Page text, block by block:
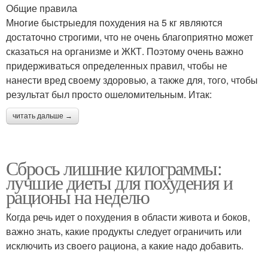
Общие правила
Многие быстрыедля похудения на 5 кг являются
достаточно строгими, что не очень благоприятно может
сказаться на организме и ЖКТ. Поэтому очень важно
придерживаться определенных правил, чтобы не
нанести вред своему здоровью, а также для, того, чтобы
результат был просто ошеломительным. Итак:
читать дальше →
Сбрось лишние килограммы:
лучшие диеты для похудения и
рационы на неделю
Когда речь идет о похудения в области живота и боков,
важно знать, какие продукты следует ограничить или
исключить из своего рациона, а какие надо добавить.